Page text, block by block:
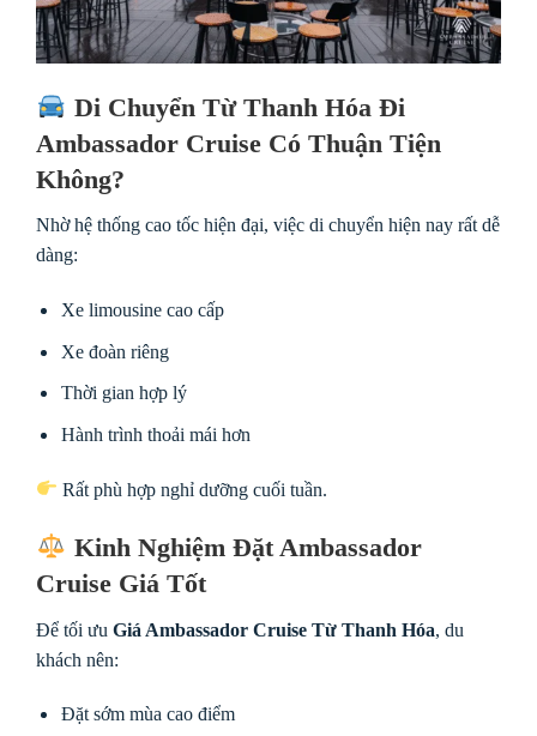
Di Chuyển Từ Thanh Hóa Đi
Ambassador Cruise Có Thuận Tiện
Không?
Nhờ hệ thống cao tốc hiện đại, việc di chuyển hiện nay rất dễ
dàng:
Xe limousine cao cấp
Xe đoàn riêng
Thời gian hợp lý
Hành trình thoải mái hơn
Rất phù hợp nghỉ dưỡng cuối tuần.
Kinh Nghiệm Đặt Ambassador
Cruise Giá Tốt
Để tối ưu Giá Ambassador Cruise Từ Thanh Hóa, du
khách nên:
Đặt sớm mùa cao điểm